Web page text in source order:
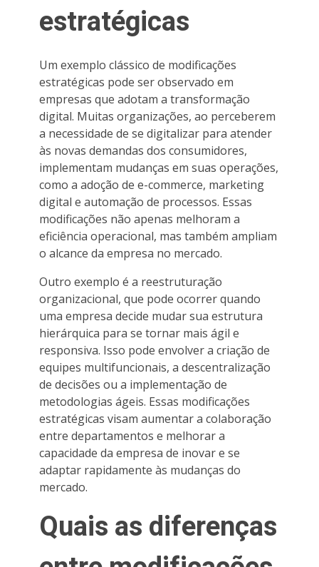
estratégicas
Um exemplo clássico de modificações
estratégicas pode ser observado em
empresas que adotam a transformação
digital. Muitas organizações, ao perceberem
a necessidade de se digitalizar para atender
às novas demandas dos consumidores,
implementam mudanças em suas operações,
como a adoção de e-commerce, marketing
digital e automação de processos. Essas
modificações não apenas melhoram a
eficiência operacional, mas também ampliam
o alcance da empresa no mercado.
Outro exemplo é a reestruturação
organizacional, que pode ocorrer quando
uma empresa decide mudar sua estrutura
hierárquica para se tornar mais ágil e
responsiva. Isso pode envolver a criação de
equipes multifuncionais, a descentralização
de decisões ou a implementação de
metodologias ágeis. Essas modificações
estratégicas visam aumentar a colaboração
entre departamentos e melhorar a
capacidade da empresa de inovar e se
adaptar rapidamente às mudanças do
mercado.
Quais as diferenças